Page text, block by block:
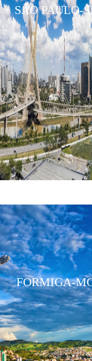
SÃO PAULO-
FORMIGA-